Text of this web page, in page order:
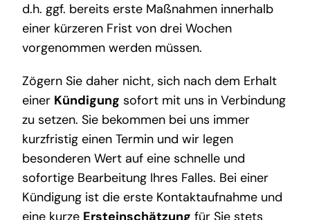
d.h. ggf. bereits erste Maßnahmen innerhalb
einer kürzeren Frist von drei Wochen
vorgenommen werden müssen.
Zögern Sie daher nicht, sich nach dem Erhalt
einer Kündigung sofort mit uns in Verbindung
zu setzen. Sie bekommen bei uns immer
kurzfristig einen Termin und wir legen
besonderen Wert auf eine schnelle und
sofortige Bearbeitung Ihres Falles. Bei einer
Kündigung ist die erste Kontaktaufnahme und